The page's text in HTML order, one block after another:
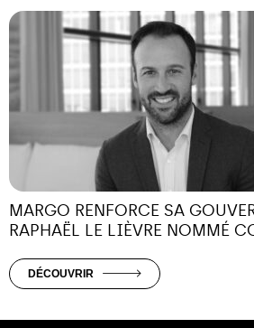
MARGO RENFORCE SA
RAPHAËL LE LIÈVRE NOMMÉ
DÉCOUVRIR